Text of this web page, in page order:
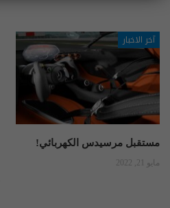
آخر الاخبار
مستقبل مرسيدس الكهربائي!
مايو 21, 2022